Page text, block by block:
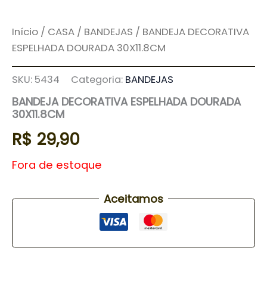
Início / CASA / BANDEJAS / BANDEJA DECORATIVA
ESPELHADA DOURADA 30X11.8CM
SKU: 5434 Categoria: BANDEJAS
BANDEJA DECORATIVA ESPELHADA DOURADA
30X11.8CM
R$ 29,90
Fora de estoque
Aceitamos